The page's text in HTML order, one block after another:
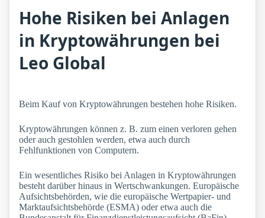
Hohe Risiken bei Anlagen
in Kryptowährungen bei
Leo Global
Beim Kauf von Kryptowährungen bestehen hohe Risiken.
Kryptowährungen können z. B. zum einen verloren gehen
oder auch gestohlen werden, etwa auch durch
Fehlfunktionen von Computern.
Ein wesentliches Risiko bei Anlagen in Kryptowährungen
besteht darüber hinaus in Wertschwankungen. Europäische
Aufsichtsbehörden, wie die europäische Wertpapier- und
Marktaufsichtsbehörde (ESMA) oder etwa auch die